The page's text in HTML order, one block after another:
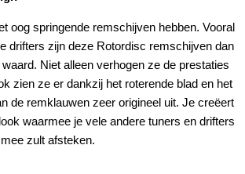
oog springende remschijven hebben. Vooral
drifters zijn deze Rotordisc remschijven dan
Niet alleen verhogen ze de prestaties
zien ze er dankzij het roterende blad en het
de remklauwen zeer origineel uit. Je creëert
waarmee je vele andere tuners en drifters
zult afsteken.